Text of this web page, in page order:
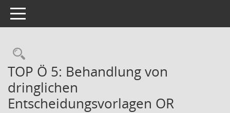
Toggle navigation
Rechercheauswahl
TOP Ö 5: Behandlung von
dringlichen
Entscheidungsvorlagen OR